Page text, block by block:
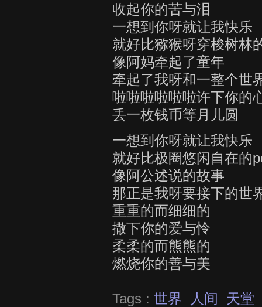
收起你的苦与泪
一想到你呀就让我快乐
就好比猕猴呀穿梭树林
像阿妈牵起了童年
牵起了我呀和一整个世
啦啦啦啦啦啦许下你的
丢一枚钱币等月儿圆
一想到你呀就让我快乐
就好比极圈悠闲自在的
像阿公述说的故事
那正是我呀要接下的世
重重的而细细的
撒下你的爱与怜
柔柔的而熊熊的
燃烧你的善与美
Tags : 世界 人间
天堂